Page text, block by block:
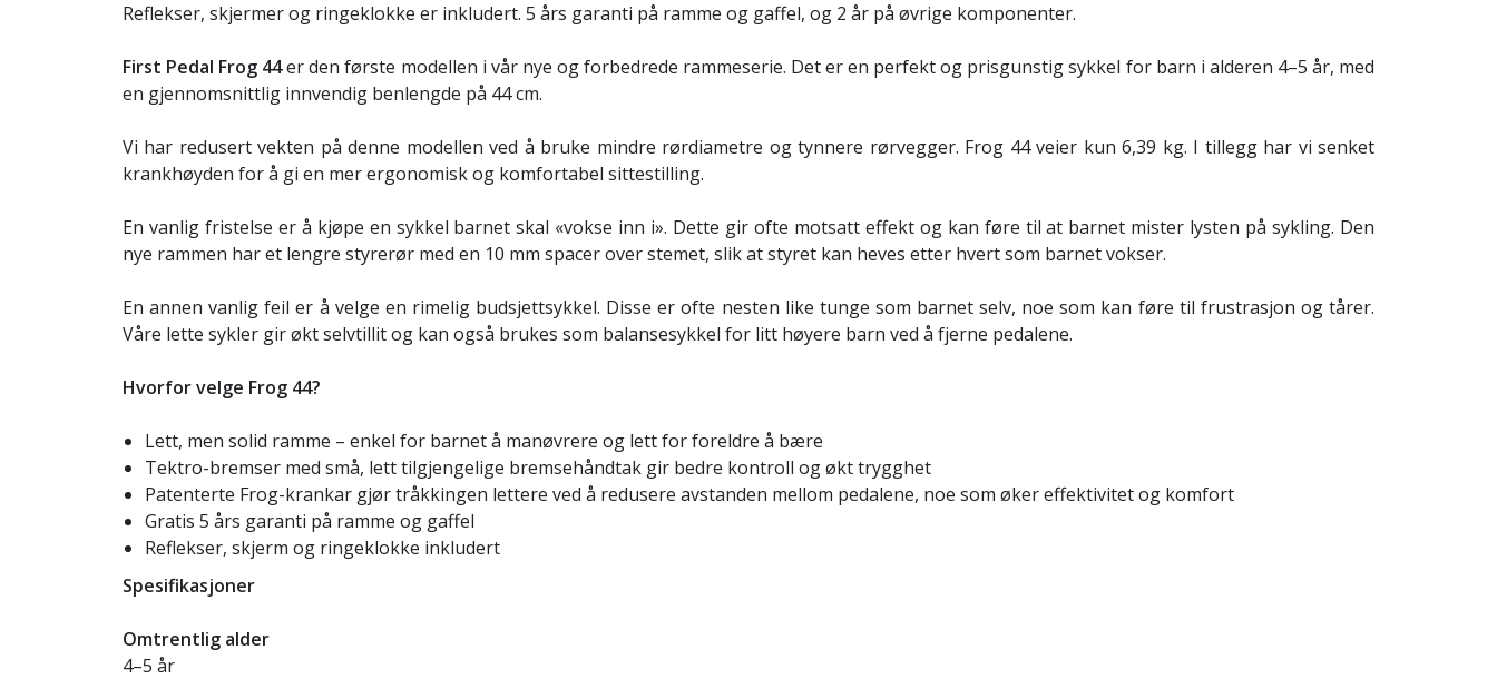
Reflekser, skjermer og ringeklokke er inkludert. 5 års garanti på ramme og gaffel, og 2 år på øvrige komponenter.
First Pedal Frog 44er den første modellen i vår nye og forbedrede rammeserie. Det er en perfekt og prisgunstig sykkel for barn i alderen 4–5 år, med
en gjennomsnittlig innvendig benlengde på 44 cm.
Vi har redusert vekten på denne modellen ved å bruke mindre rørdiametre og tynnere rørvegger. Frog 44 veier kun 6,39 kg. I tillegg har vi senket
krankhøyden for å gi en mer ergonomisk og komfortabel sittestilling.
En vanlig fristelse er å kjøpe en sykkel barnet skal «vokse inn i». Dette gir ofte motsatt effekt og kan føre til at barnet mister lysten på sykling. Den
nye rammen har et lengre styrerør med en 10 mm spacer over stemet, slik at styret kan heves etter hvert som barnet vokser.
En annen vanlig feil er å velge en rimelig budsjettsykkel. Disse er ofte nesten like tunge som barnet selv, noe som kan føre til frustrasjon og tårer.
Våre lette sykler gir økt selvtillit og kan også brukes som balansesykkel for litt høyere barn ved å fjerne pedalene.
Hvorfor velge Frog 44?
Lett, men solid ramme – enkel for barnet å manøvrere og lett for foreldre å bære
Tektro-bremser med små, lett tilgjengelige bremsehåndtak gir bedre kontroll og økt trygghet
Patenterte Frog-krankar gjør tråkkingen lettere ved å redusere avstanden mellom pedalene, noe som øker effektivitet og komfort
Gratis 5 års garanti på ramme og gaffel
Reflekser, skjerm og ringeklokke inkludert
Spesifikasjoner
Omtrentlig alder
4–5 år